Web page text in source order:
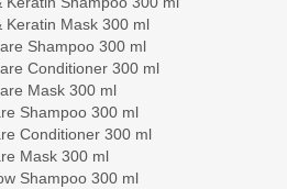
Keratin Mask 300 ml
Shampoo 300 ml
Conditioner 300 ml
Mask 300 ml
Shampoo 300 ml
Conditioner 300 ml
Mask 300 ml
Shampoo 300 ml